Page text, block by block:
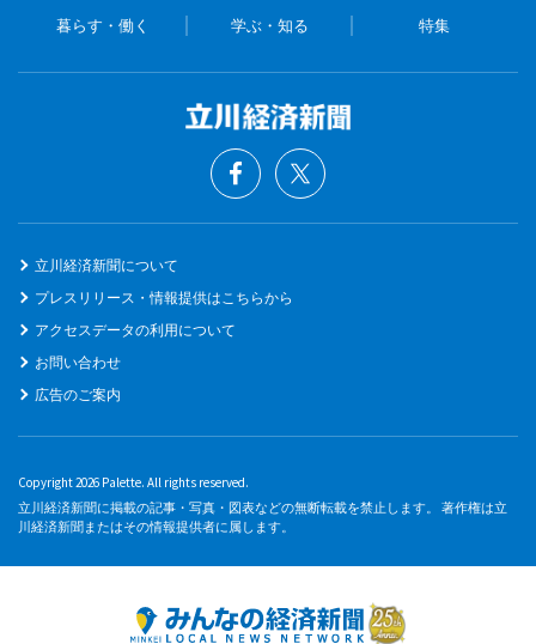
暮らす・働く 学ぶ・知る 特集
立川経済新聞について
プレスリリース・情報提供はこちらから
アクセスデータの利用について
お問い合わせ
広告のご案内
Copyright 2026 Palette. All rights reserved.
立川経済新聞に掲載の記事・写真・図表などの無断転載を禁止します。 著作権は立
川経済新聞またはその情報提供者に属します。